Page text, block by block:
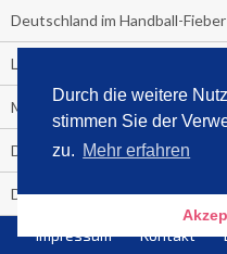
Durch die weitere
stimmen Sie der
zu. Mehr erfahren
Deutschland im Handball-Fieber
Libri und Media Control
Medienquiz:
Deutschlands Jahrescharts 2018
Die TV-Quotenkönige 2018
KNV und Media Control
Impressum Kontakt